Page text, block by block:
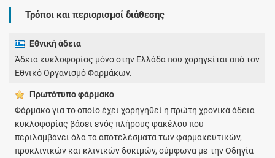
Τρόποι και περιορισμοί διάθεσης
Εθνική άδεια
Άδεια κυκλοφορίας μόνο στην Ελλάδα που χορηγείται από τον
Εθνικό Οργανισμό Φαρμάκων.
Πρωτότυπο φάρμακo
Φάρμακο για το οποίο έχει χορηγηθεί η πρώτη χρονικά άδεια
κυκλοφορίας βάσει ενός πλήρους φακέλου που
περιλαμβάνει όλα τα αποτελέσματα των φαρμακευτικών,
προκλινικών και κλινικών δοκιμών, σύμφωνα με την Οδηγία